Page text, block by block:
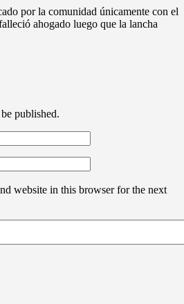
por la comunidad únicamente con el
ahogado luego que la lancha
published.
website in this browser for the next